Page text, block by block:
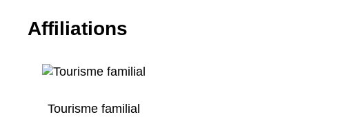
Affiliations
Tourisme familial